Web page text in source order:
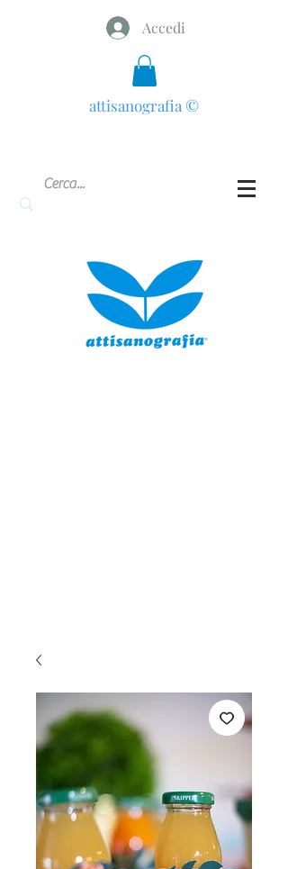
Accedi
attisanografia ©